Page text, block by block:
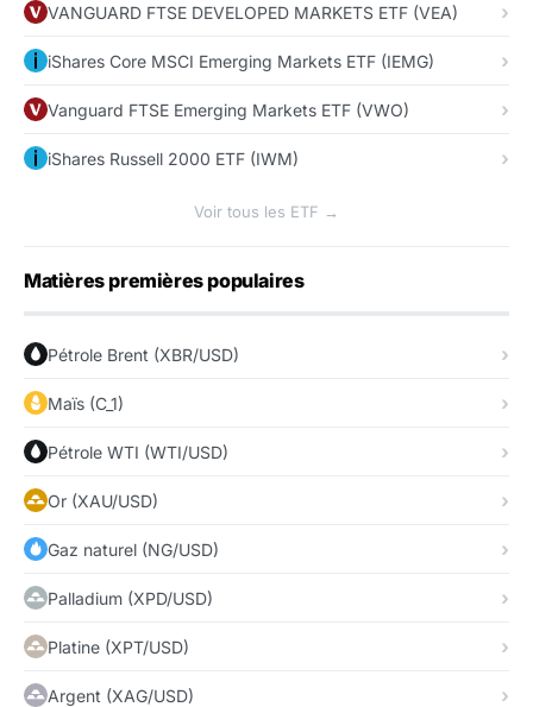
VANGUARD FTSE DEVELOPED MARKETS ETF (VEA)
iShares Core MSCI Emerging Markets ETF (IEMG)
Vanguard FTSE Emerging Markets ETF (VWO)
iShares Russell 2000 ETF (IWM)
Voir tous les ETF →
Matières premières populaires
Pétrole Brent (XBR/USD)
Maïs (C_1)
Pétrole WTI (WTI/USD)
Or (XAU/USD)
Gaz naturel (NG/USD)
Palladium (XPD/USD)
Platine (XPT/USD)
Argent (XAG/USD)